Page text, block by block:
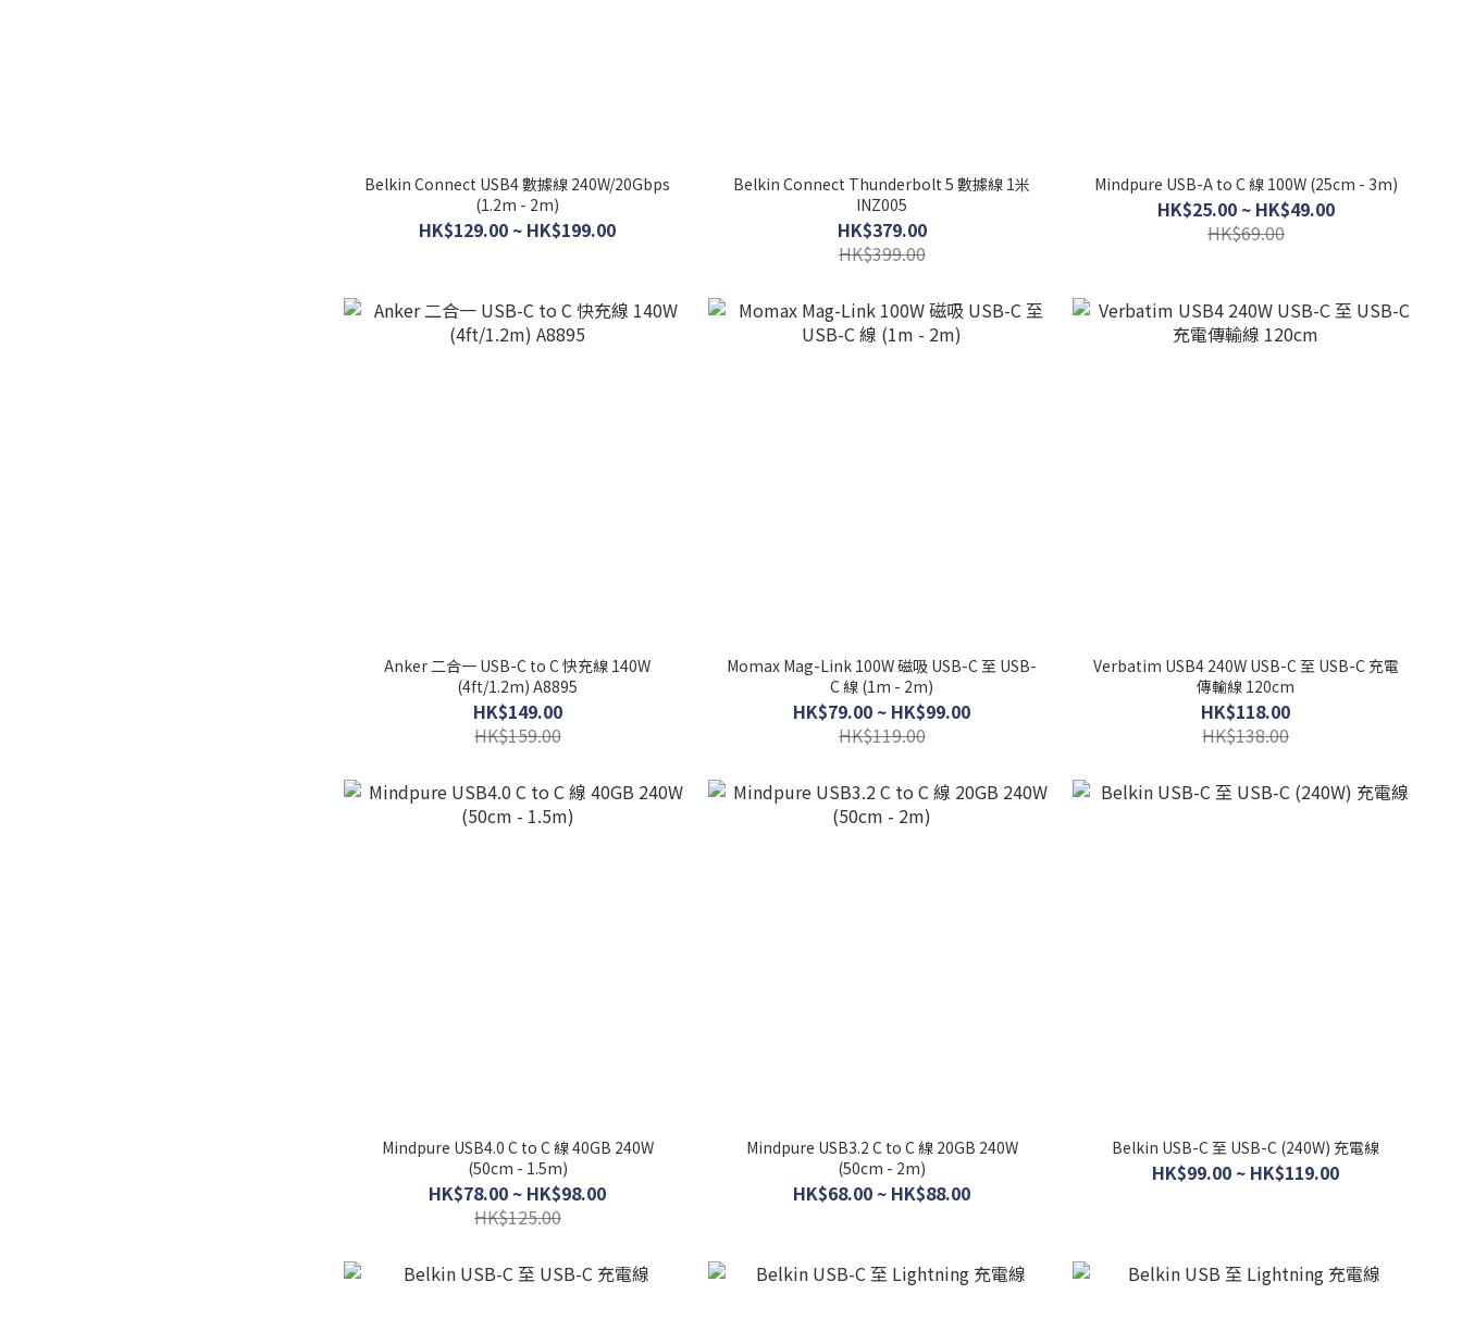
Belkin Connect USB4 數據線 240W/20Gbps
(1.2m - 2m)
HK$129.00 ~ HK$199.00
Belkin Connect Thunderbolt 5 數據線 1米
INZ005
HK$379.00
HK$399.00
Mindpure USB-A to C 線 100W (25cm - 3m)
HK$25.00 ~ HK$49.00
HK$69.00
Anker 二合一 USB-C to C 快充線 140W
(4ft/1.2m) A8895
HK$149.00
HK$159.00
Momax Mag-Link 100W 磁吸 USB-C 至 USB-
C 線 (1m - 2m)
HK$79.00 ~ HK$99.00
HK$119.00
Verbatim USB4 240W USB-C 至 USB-C 充電
傳輸線 120cm
HK$118.00
HK$138.00
Mindpure USB4.0 C to C 線 40GB 240W
(50cm - 1.5m)
HK$78.00 ~ HK$98.00
HK$125.00
Mindpure USB3.2 C to C 線 20GB 240W
(50cm - 2m)
HK$68.00 ~ HK$88.00
Belkin USB-C 至 USB-C (240W) 充電線
HK$99.00 ~ HK$119.00